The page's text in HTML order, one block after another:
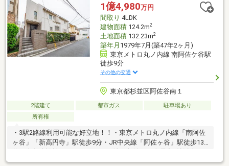
1億4,980万円
間取り 4LDK
建物面積124.2m2
土地面積132.23m2
築年月 1979年7月(築47年2ヶ月)
東京メトロ丸ノ内線 南阿佐ケ谷駅
徒歩9分
その他の交通
東京都杉並区阿佐谷南１
2階建て 都市ガス
駐車場あり
所有権
・3駅2路線利用可能な好立地！！・東京メトロ丸ノ内線「南阿佐
ヶ谷」「新高円寺」駅徒歩9分・JR中央線「阿佐ヶ谷」駅徒歩13
分・東急建設施工の4LDK＋WIC＋地下収納 ・全居室6帖以上の
ゆとりある間取・1階に洗面室、2階に洗面台付きで忙しい朝も快